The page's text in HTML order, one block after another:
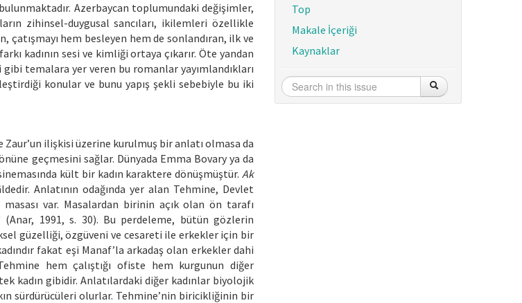
Azerbaycan toplumundaki değişimler,
zihinsel-duygusal sancıları, ikilemleri özellikle
çatışmayı hem besleyen hem de sonlandıran, ilk ve
kadının sesi ve kimliği ortaya çıkarır. Öte yandan
gibi temalara yer veren bu romanlar yayımlandıkları
konular ve bunu yapış şekli sebebiyle bu iki
Zaur’un ilişkisi üzerine kurulmuş bir anlatı olmasa da
geçmesini sağlar. Dünyada Emma Bovary ya da
kült bir kadın karaktere dönüşmüştür. Ak
Anlatının odağında yer alan Tehmine, Devlet
var. Masalardan birinin açık olan ön tarafı
1991, s. 30). Bu perdeleme, bütün gözlerin
güzelliği, özgüveni ve cesareti ile erkekler için bir
fakat eşi Manaf’la arkadaş olan erkekler dahi
hem çalıştığı ofiste hem kurgunun diğer
kadın gibidir. Anlatılardaki diğer kadınlar biyolojik
sürdürücüleri olurlar. Tehmine’nin biricikliğinin bir
Top
Makale İçeriği
Kaynaklar